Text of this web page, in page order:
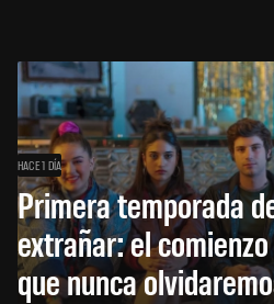
HACE 1 DÍA
Primera temporada
extrañar: el
que nunca